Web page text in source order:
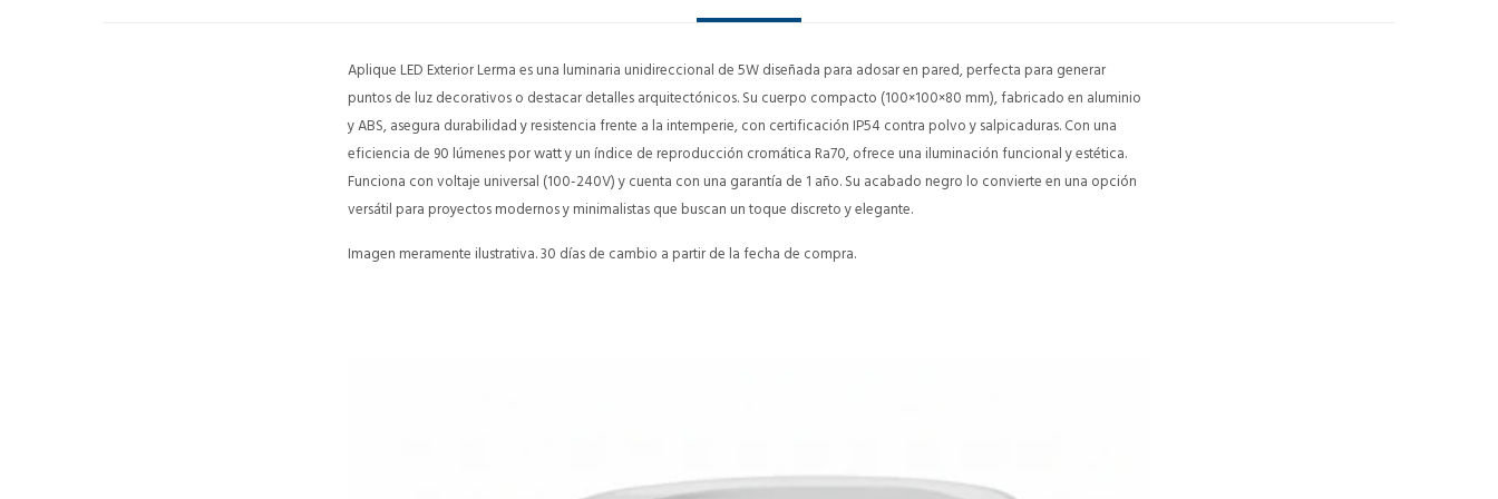
Aplique LED Exterior Lerma es una luminaria unidireccional de 5W diseñada para adosar en pared, perfecta para generar
puntos de luz decorativos o destacar detalles arquitectónicos. Su cuerpo compacto (100×100×80 mm), fabricado en aluminio
y ABS, asegura durabilidad y resistencia frente a la intemperie, con certificación IP54 contra polvo y salpicaduras. Con una
eficiencia de 90 lúmenes por watt y un índice de reproducción cromática Ra70, ofrece una iluminación funcional y estética.
Funciona con voltaje universal (100-240V) y cuenta con una garantía de 1 año. Su acabado negro lo convierte en una opción
versátil para proyectos modernos y minimalistas que buscan un toque discreto y elegante.
Imagen meramente ilustrativa. 30 días de cambio a partir de la fecha de compra.